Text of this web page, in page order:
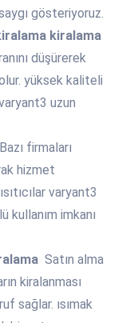
gösteriyoruz.
kiralama
düşürerek
yüksek kaliteli
uzun
Bazı firmaları
hizmet
varyant3
kullanım imkanı
Satın alma
kiralanması
sağlar. ısımak